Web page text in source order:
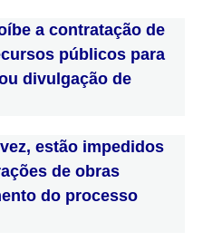
a contratação de
públicos para
divulgação de
estão impedidos
de obras
do processo